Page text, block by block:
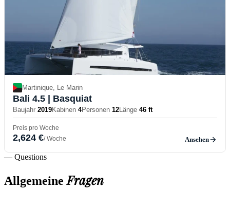
Martinique, Le Marin
Bali 4.5 | Basquiat
Baujahr 2019Kabinen 4Personen 12Länge 46 ft
Preis pro Woche
2,624 €/ Woche Ansehen
— Questions
AllgemeineFragen